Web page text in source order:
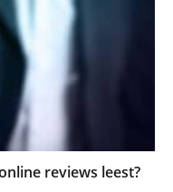
reviews leest?